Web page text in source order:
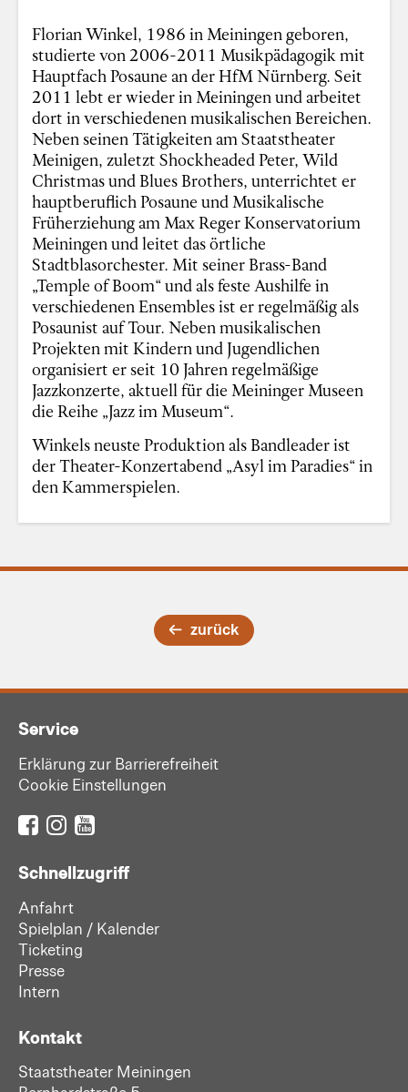
Florian Winkel, 1986 in Meiningen geboren,
studierte von 2006-2011 Musikpädagogik mit
Hauptfach Posaune an der HfM Nürnberg. Seit
2011 lebt er wieder in Meiningen und arbeitet
dort in verschiedenen musikalischen Bereichen.
Neben seinen Tätigkeiten am Staatstheater
Meinigen, zuletzt Shockheaded Peter, Wild
Christmas und Blues Brothers, unterrichtet er
hauptberuflich Posaune und Musikalische
Früherziehung am Max Reger Konservatorium
Meiningen und leitet das örtliche
Stadtblasorchester. Mit seiner Brass-Band
„Temple of Boom“ und als feste Aushilfe in
verschiedenen Ensembles ist er regelmäßig als
Posaunist auf Tour. Neben musikalischen
Projekten mit Kindern und Jugendlichen
organisiert er seit 10 Jahren regelmäßige
Jazzkonzerte, aktuell für die Meininger Museen
die Reihe „Jazz im Museum“.
Winkels neuste Produktion als Bandleader ist
der Theater-Konzertabend „Asyl im Paradies“ in
den Kammerspielen.
zurück
Service
Erklärung zur Barrierefreiheit
Cookie Einstellungen
Schnellzugriff
Anfahrt
Spielplan / Kalender
Ticketing
Presse
Intern
Kontakt
Staatstheater Meiningen